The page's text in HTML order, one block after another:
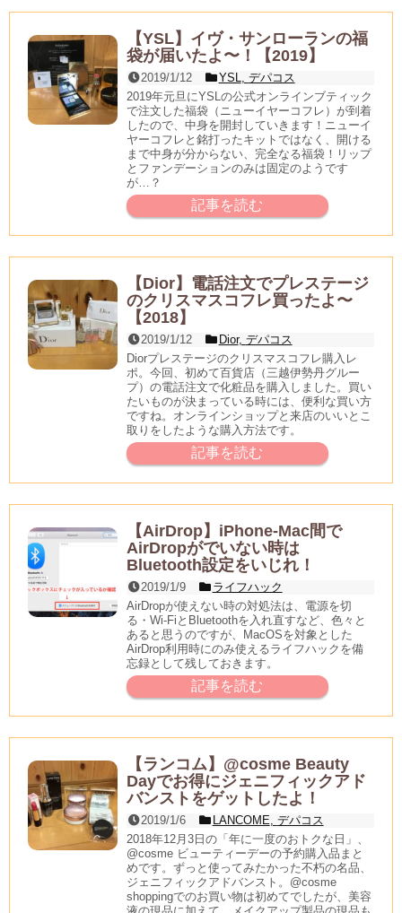
【YSL】イヴ・サンローランの福
袋が届いたよ〜！【2019】
2019/1/12 YSL, デパコス
2019年元旦にYSLの公式オンラインブティック
で注文した福袋（ニューイヤーコフレ）が到着
したので、中身を開封していきます！ニューイ
ヤーコフレと銘打ったキットではなく、開ける
まで中身が分からない、完全なる福袋！リップ
とファンデーションのみは固定のようです
が…？
記事を読む
【Dior】電話注文でプレステージ
のクリスマスコフレ買ったよ〜
【2018】
2019/1/12 Dior, デパコス
Diorプレステージのクリスマスコフレ購入レ
ポ。今回、初めて百貨店（三越伊勢丹グルー
プ）の電話注文で化粧品を購入しました。買い
たいものが決まっている時には、便利な買い方
ですね。オンラインショップと来店のいいとこ
取りをしたような購入方法です。
記事を読む
【AirDrop】iPhone-Mac間で
AirDropがでいない時は
Bluetooth設定をいじれ！
2019/1/9
ライフハック
AirDropが使えない時の対処法は、電源を切
る・Wi-FiとBluetoothを入れ直すなど、色々と
あると思うのですが、MacOSを対象とした
AirDrop利用時にのみ使えるライフハックを備
忘録として残しておきます。
記事を読む
【ランコム】@cosme Beauty
Dayでお得にジェニフィックアド
バンストをゲットしたよ！
2019/1/6 LANCOME, デパコス
2018年12月3日の「年に一度のおトクな日」、
@cosme ビューティーデーの予約購入品まと
めです。ずっと使ってみたかった不朽の名品、
ジェニフィックアドバンスト。@cosme
shoppingでのお買い物は初めてでしたが、美容